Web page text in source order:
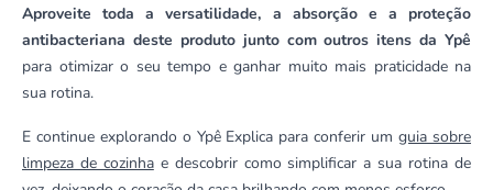
Aproveite toda a versatilidade, a absorção e a proteção
antibacteriana deste produto junto com outros itens da Ypê
para otimizar o seu tempo e ganhar muito mais praticidade na
sua rotina.
E continue explorando o Ypê Explica para conferir umguia sobre
limpeza de cozinhae descobrir como simplificar a sua rotina de